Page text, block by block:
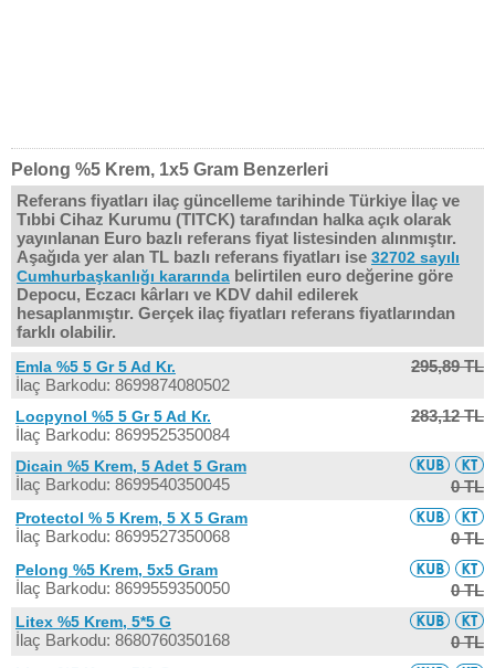
Pelong %5 Krem, 1x5 Gram Benzerleri
Referans fiyatları ilaç güncelleme tarihinde Türkiye İlaç ve
Tıbbi Cihaz Kurumu (TITCK) tarafından halka açık olarak
yayınlanan Euro bazlı referans fiyat listesinden alınmıştır.
Aşağıda yer alan TL bazlı referans fiyatları ise 32702 sayılı
Cumhurbaşkanlığı kararında belirtilen euro değerine göre
Depocu, Eczacı kârları ve KDV dahil edilerek
hesaplanmıştır. Gerçek ilaç fiyatları referans fiyatlarından
farklı olabilir.
Emla %5 5 Gr 5 Ad Kr.
İlaç Barkodu: 8699874080502
295,89 TL
Locpynol %5 5 Gr 5 Ad Kr.
İlaç Barkodu: 8699525350084
283,12 TL
Dicain %5 Krem, 5 Adet 5 Gram
İlaç Barkodu: 8699540350045 0 TL
Protectol % 5 Krem, 5 X 5 Gram
İlaç Barkodu: 8699527350068 0 TL
Pelong %5 Krem, 5x5 Gram
İlaç Barkodu: 8699559350050 0 TL
Litex %5 Krem, 5*5 G
İlaç Barkodu: 8680760350168 0 TL